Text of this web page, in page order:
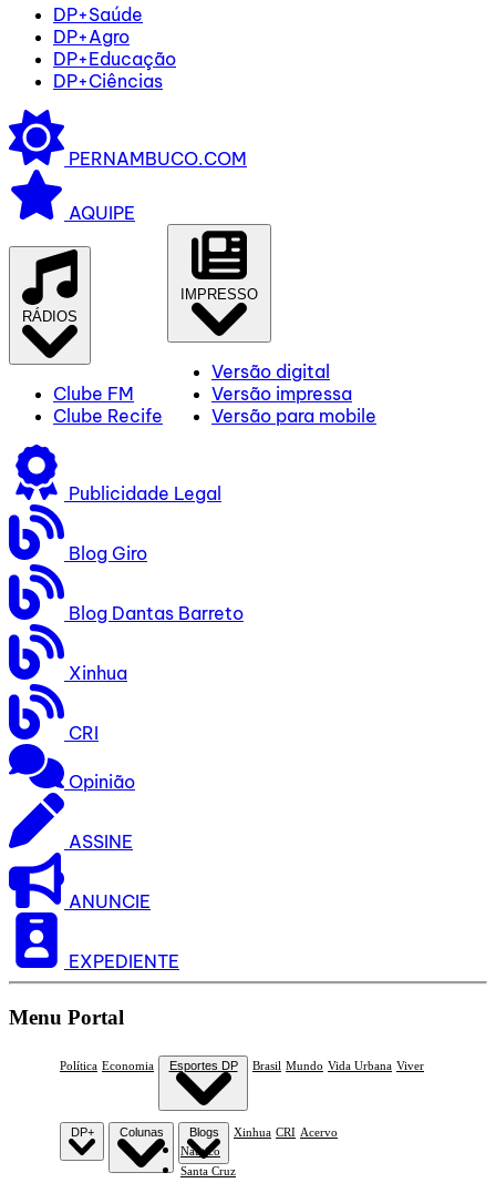
DP+Saúde
DP+Agro
DP+Educação
DP+Ciências
PERNAMBUCO.COM
AQUIPE
RÁDIOS
Clube FM
Clube Recife
IMPRESSO
Versão digital
Versão impressa
Versão para mobile
Publicidade Legal
Blog Giro
Blog Dantas Barreto
Xinhua
CRI
Opinião
ASSINE
ANUNCIE
EXPEDIENTE
Menu Portal
Política Economia Esportes DP
Náutico
Santa Cruz
Brasil Mundo Vida Urbana Viver
DP+ Colunas Blogs Xinhua CRI Acervo